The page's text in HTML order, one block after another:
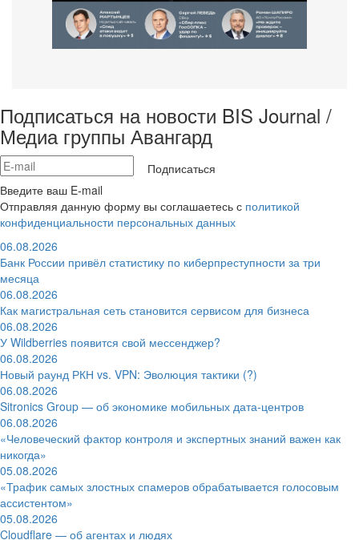
Подписаться на новости BIS Journal /
Медиа группы Авангард
Подписаться
Введите ваш E-mail
Отправляя данную форму вы соглашаетесь с политикой
конфиденциальности персональных данных
06.08.2026
Банк России привёл статистику по киберпреступности за три
месяца
06.08.2026
Как магистральная сеть становится сервисом для бизнеса
06.08.2026
У Wildberries появится свой мессенджер?
06.08.2026
Новый раунд РКН vs. VPN: Эволюция тактики (?)
06.08.2026
Sitronics Group — об экономике мобильных дата-центров
06.08.2026
«Человеческий фактор контроля и экспертных знаний важен как
никогда»
05.08.2026
«Трафик самых злостных спамеров обрабатывается голосовым
ассистентом»
05.08.2026
Cloudflare — об агентах и людях